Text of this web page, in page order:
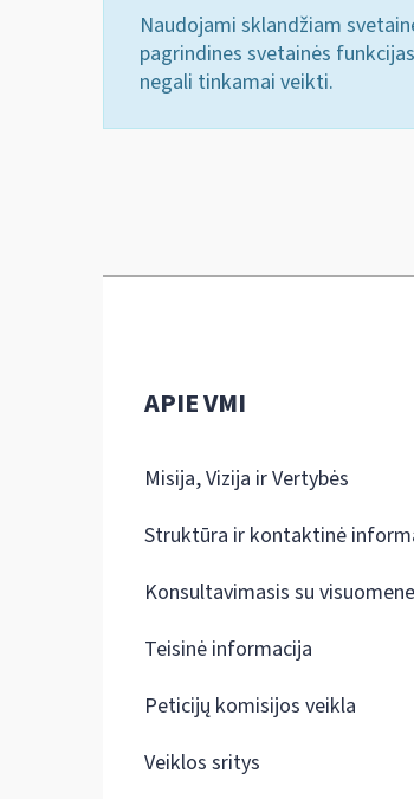
Naudojami sklandžiam
pagrindines svetainės
negali tinkamai veikti.
APIE VMI
Misija, Vizija ir Vertybės
Struktūra ir kontaktinė
Konsultavimasis su visuomene
Teisinė informacija
Peticijų komisijos veikla
Veiklos sritys